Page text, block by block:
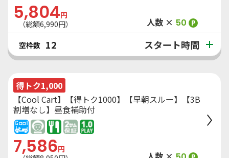
5,804円
（総額6,990円） 人数 × 50 P
空枠数 12 スタート時間
得トク1,000
【Cool Cart】【得トク1000】【早朝スルー】【3B
割増なし】昼食補助付
7,586円